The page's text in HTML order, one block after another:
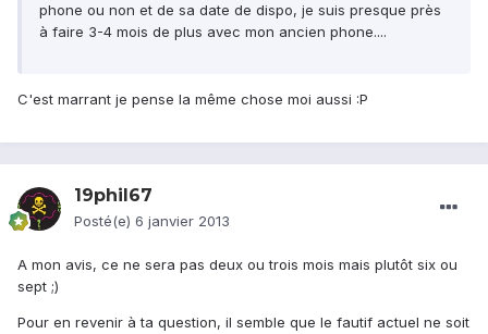
phone ou non et de sa date de dispo, je suis presque près
à faire 3-4 mois de plus avec mon ancien phone....
C'est marrant je pense la même chose moi aussi :P
19phil67
Posté(e) 6 janvier 2013
A mon avis, ce ne sera pas deux ou trois mois mais plutôt six ou
sept ;)
Pour en revenir à ta question, il semble que le fautif actuel ne soit